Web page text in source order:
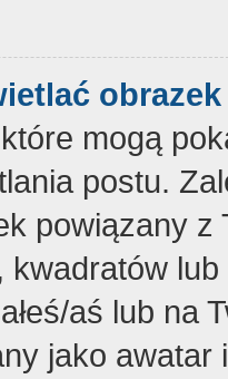
mogą
postu.
powiązany z
kwadratów
aś lub na
jako